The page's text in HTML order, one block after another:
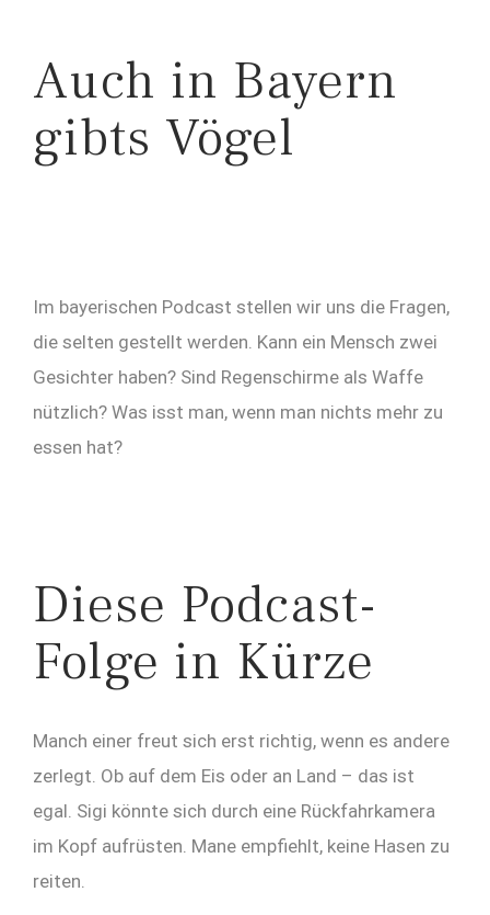
Auch in Bayern
gibts Vögel
Im bayerischen Podcast stellen wir uns die Fragen,
die selten gestellt werden. Kann ein Mensch zwei
Gesichter haben? Sind Regenschirme als Waffe
nützlich? Was isst man, wenn man nichts mehr zu
essen hat?
Diese Podcast-
Folge in Kürze
Manch einer freut sich erst richtig, wenn es andere
zerlegt. Ob auf dem Eis oder an Land – das ist
egal. Sigi könnte sich durch eine Rückfahrkamera
im Kopf aufrüsten. Mane empfiehlt, keine Hasen zu
reiten.